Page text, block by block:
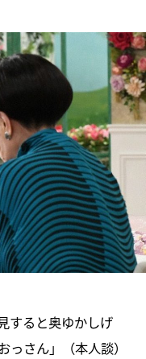
すると奥ゆかしげ
さん」（本人談）